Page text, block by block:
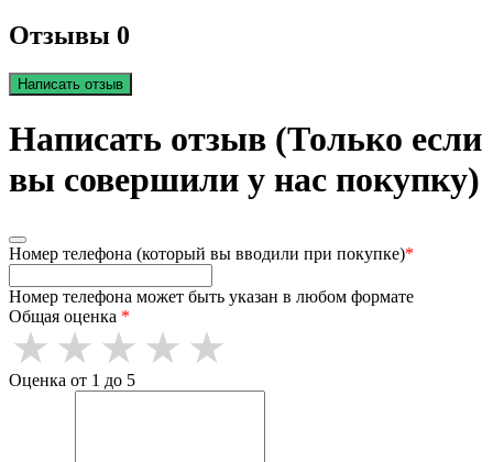
Отзывы 0
Написать отзыв
Написать отзыв (Только если
вы совершили у нас покупку)
Номер телефона (который вы вводили при покупке)*
Номер телефона может быть указан в любом формате
Общая оценка *
Оценка от 1 до 5